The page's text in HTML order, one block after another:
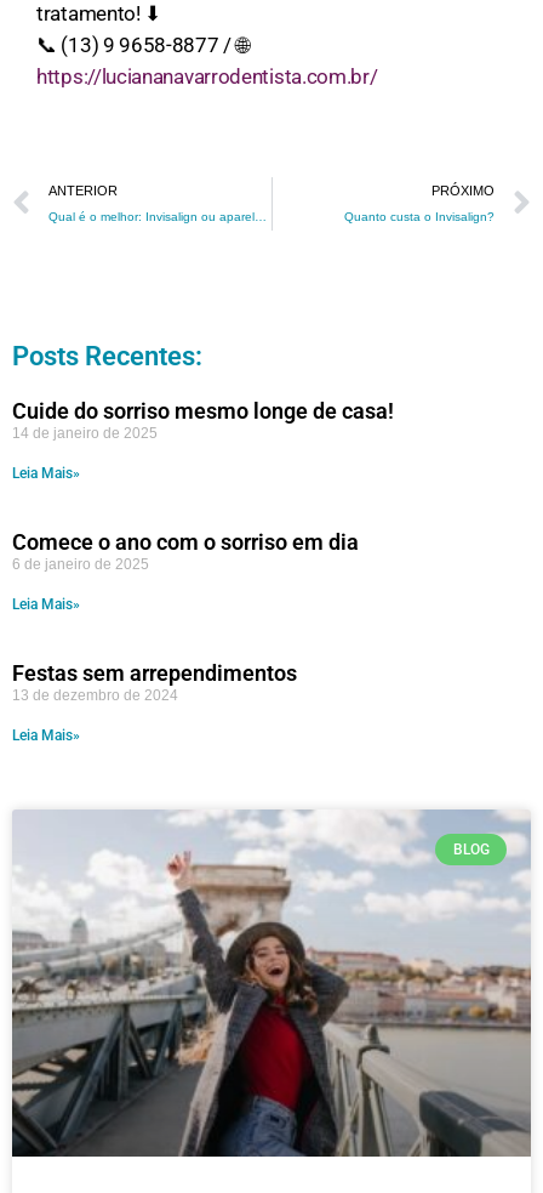
tratamento! ⬇
📞 (13) 9 9658-8877 / 🌐
https://luciananavarrodentista.com.br/
Prev
ANTERIOR PRÓXIMO
Quanto custa o Invisalign?
Posts Recentes:
Cuide do sorriso mesmo longe de casa!
14 de janeiro de 2025
Leia Mais»
Comece o ano com o sorriso em dia
6 de janeiro de 2025
Leia Mais»
Festas sem arrependimentos
13 de dezembro de 2024
Leia Mais»
BLOG